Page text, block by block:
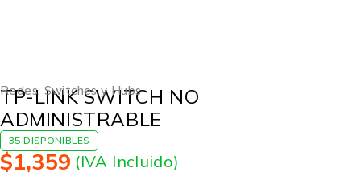
Redes, Switches y Hubs
TP-LINK SWITCH NO
ADMINISTRABLE
35 DISPONIBLES
$1,359 (IVA Incluido)